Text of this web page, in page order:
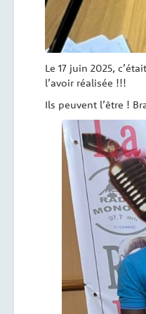
Le 17 juin 2025,
l’avoir réalisée !!!
Ils peuvent l’être !